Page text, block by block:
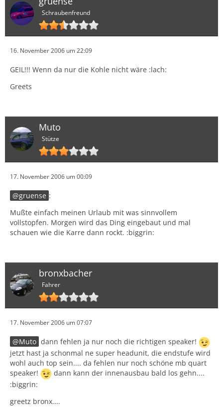
Schraubenfreund
16. November 2006 um 22:09
GEIL!!! Wenn da nur die Kohle nicht wäre :lach:
Greets
Muto
Stütze
17. November 2006 um 00:09
gruense :
Mußte einfach meinen Urlaub mit was sinnvollem
vollstopfen. Morgen wird das Ding eingebaut und mal
schauen wie die Karre dann rockt. :biggrin:
bronxbacher
Fahrer
17. November 2006 um 07:07
Muto dann fehlen ja nur noch die richtigen speaker!
jetzt hast ja schonmal ne super headunit, die endstufe wird
wohl auch top sein.... da fehlen nur noch schöne mb quart
speaker!
dann kann der innenausbau bald los gehn....
:biggrin:
greetz bronx....